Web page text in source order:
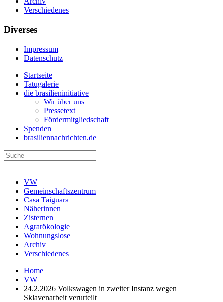
Verschiedenes
Diverses
Impressum
Datenschutz
Startseite
Tatugalerie
die brasilieninitiative
Wir über uns
Pressetext
Fördermitgliedschaft
Spenden
brasiliennachrichten.de
VW
Gemeinschaftszentrum
Casa Taiguara
Näherinnen
Zisternen
Agrarökologie
Wohnungslose
Archiv
Verschiedenes
Home
VW
24.2.2026 Volkswagen in zweiter Instanz wegen
Sklavenarbeit verurteilt